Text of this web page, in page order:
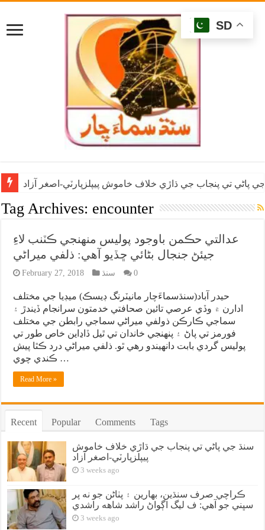
پاڻي تي پنجاب جي ڌاڙي خلاف خاموش پيپلزپارٽي-اصغر آزاد
Tag Archives: encounter
عدالتي حڪمن باوجود پوليس منهنجي ڪٽنب لاءِ
جيئڻ جنجال بڻائي ڇڏيو آهي: ذلفي ميراڻي
February 27, 2018 سنڌ 0
حيدر آباد(سنڌسماءَچار مانيٽرنگ ڊيسڪ) ميڊيا جي مختلف
ادارن ۾ وڏي عرصي تائين صحافتي خدمتون سرانجام ڏيندڙ ۽
سماجي ڪارڪن ذولفي ميراڻي سماجي رابطن جي مختلف
فورمز تي پاڻ ۽ پنهنجي خاندان تي ٿيل ڏاڍاين خاص طور تي
پوليس گردي بابت دانهيندو رهي ٿو. ذلفي ميراڻي درد ڪٿا پيش
ڪندي چوي …
Read More »
Recent Popular Comments Tags
سنڌ جي پاڻي تي پنجاب جي ڌاڙي خلاف خاموش
پيپلزپارٽي-اصغر آزاد
3 weeks ago
ڪراچي صرف سنڌين، بهارين ۽ پٺاڻن جو نه پر
سڀني جو آهي: ف ليگ اڳواڻ راشد شاهه راشدي
3 weeks ago
SD